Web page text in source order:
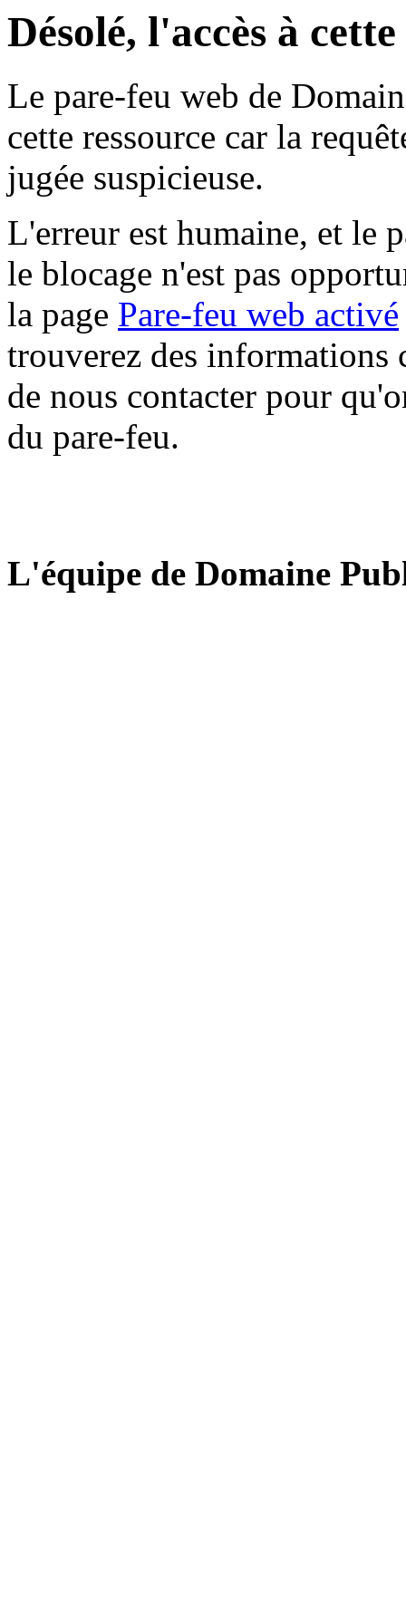
Désolé, l'accès à
Le pare-feu web de
cette ressource car la
jugée suspicieuse.
L'erreur est humaine, et le
le blocage n'est pas
la page Pare-feu web activé
trouverez des informations
de nous contacter pour
du pare-feu.
L'équipe de Domaine